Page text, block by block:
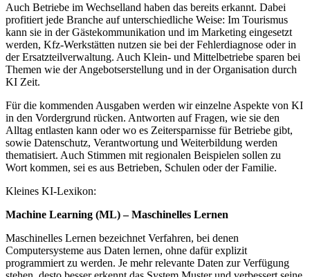
Auch Betriebe im Wechselland haben das bereits erkannt. Dabei
profitiert jede Branche auf unterschiedliche Weise: Im Tourismus
kann sie in der Gästekommunikation und im Marketing eingesetzt
werden, Kfz-Werkstätten nutzen sie bei der Fehlerdiagnose oder in
der Ersatzteilverwaltung. Auch Klein- und Mittelbetriebe sparen bei
Themen wie der Angebotserstellung und in der Organisation durch
KI Zeit.
Für die kommenden Ausgaben werden wir einzelne Aspekte von KI
in den Vordergrund rücken. Antworten auf Fragen, wie sie den
Alltag entlasten kann oder wo es Zeitersparnisse für Betriebe gibt,
sowie Datenschutz, Verantwortung und Weiterbildung werden
thematisiert. Auch Stimmen mit regionalen Beispielen sollen zu
Wort kommen, sei es aus Betrieben, Schulen oder der Familie.
Kleines KI-Lexikon:
Machine Learning (ML) – Maschinelles Lernen
Maschinelles Lernen bezeichnet Verfahren, bei denen
Computersysteme aus Daten lernen, ohne dafür explizit
programmiert zu werden. Je mehr relevante Daten zur Verfügung